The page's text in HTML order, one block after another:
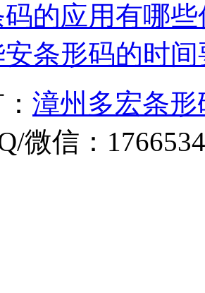
的应用有哪
条形码的时
漳州多宏条
微信：